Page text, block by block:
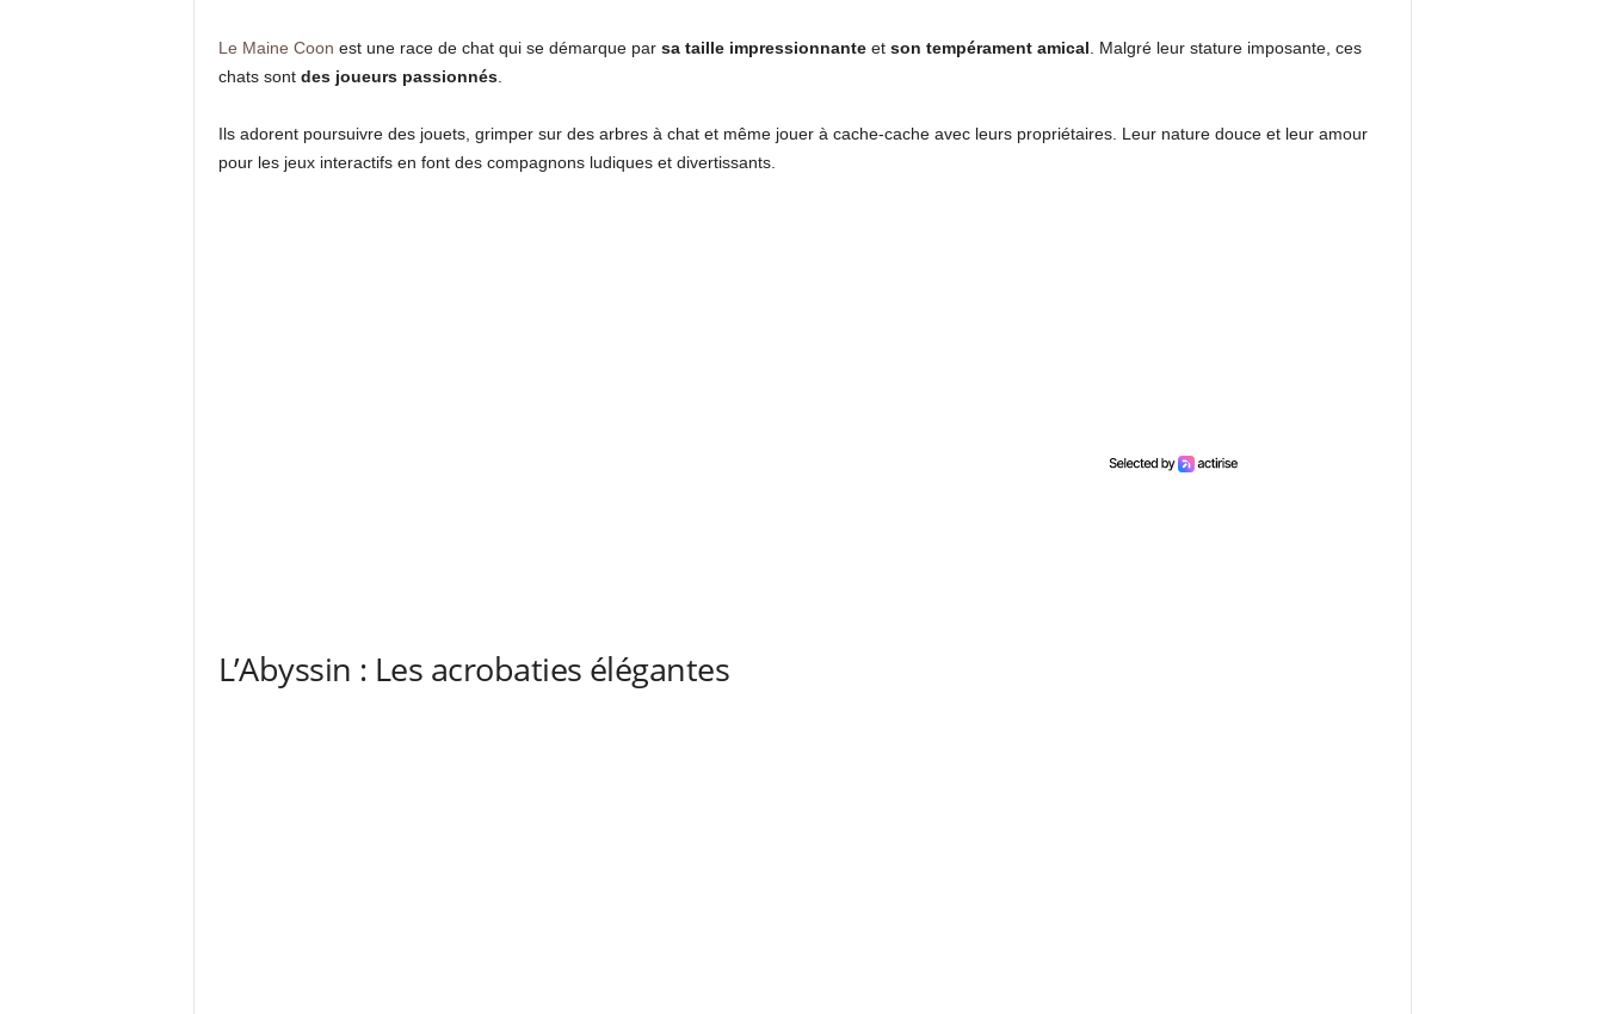
Le Maine Coon est une race de chat qui se démarque par sa taille impressionnanteet son tempérament amical . Malgré leur stature imposante, ces
chats sont des joueurs passionnés.
Ils adorent poursuivre des jouets, grimper sur des arbres à chat et même jouer à cache-cache avec leurs propriétaires. Leur nature douce et leur amour
pour les jeux interactifs en font des compagnons ludiques et divertissants.
L’Abyssin : Les acrobaties élégantes